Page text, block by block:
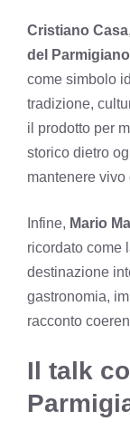
Cristiano Casa
del
come simbolo
tradizione,
il prodotto per
storico dietro
mantenere
Infine, Mario
ricordato come
destinazione
gastronomia,
racconto
Il talk